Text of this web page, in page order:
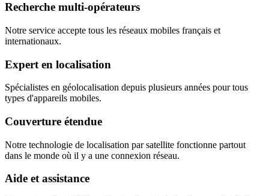
Recherche multi-opérateurs
Notre service accepte tous les réseaux mobiles français et
internationaux.
Expert en localisation
Spécialistes en géolocalisation depuis plusieurs années pour tous
types d'appareils mobiles.
Couverture étendue
Notre technologie de localisation par satellite fonctionne partout
dans le monde où il y a une connexion réseau.
Aide et assistance